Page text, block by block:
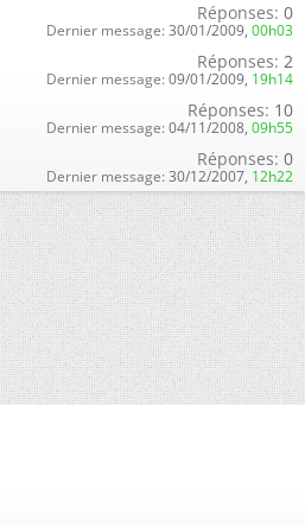
Réponses: 0
Dernier message: 30/01/2009, 00h03
Réponses: 2
Dernier message: 09/01/2009, 19h14
Réponses: 10
Dernier message: 04/11/2008, 09h55
Réponses: 0
Dernier message: 30/12/2007, 12h22